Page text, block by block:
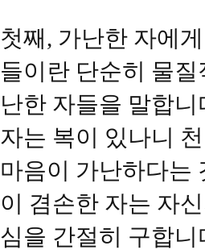
첫째, 가난한 자에
들이란 단순히 물
난한 자들을 말합
자는 복이 있나니
마음이 가난하다는
이 겸손한 자는 자
심을 간절히 구합